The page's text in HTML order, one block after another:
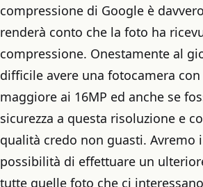
compressione di Google è
renderà conto che la foto ha
compressione. Onestamente al
difficile avere una fotocamera
maggiore ai 16MP ed anche se
sicurezza a questa risoluzione e
qualità credo non guasti. Avremo
possibilità di effettuare un
tutte quelle foto che ci